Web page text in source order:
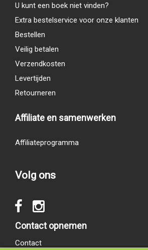
U kunt een boek niet vinden?
Extra bestelservice voor onze klanten
Bestellen
Veilig betalen
Verzendkosten
Levertijden
Retourneren
Affiliate en samenwerken
Affiliateprogramma
Volg ons
Contact opnemen
Contact